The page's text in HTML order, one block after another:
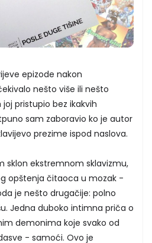
epizode nakon
nešto više ili nešto
pristupio bez ikakvih
sam zaboravio ko je autor
prezime ispod naslova.
sklon ekstremnom sklavizmu,
opštenja čitaoca u mozak -
je nešto drugačije: polno
Jedna duboko intimna priča o
demonima koje svako od
- samoći. Ovo je